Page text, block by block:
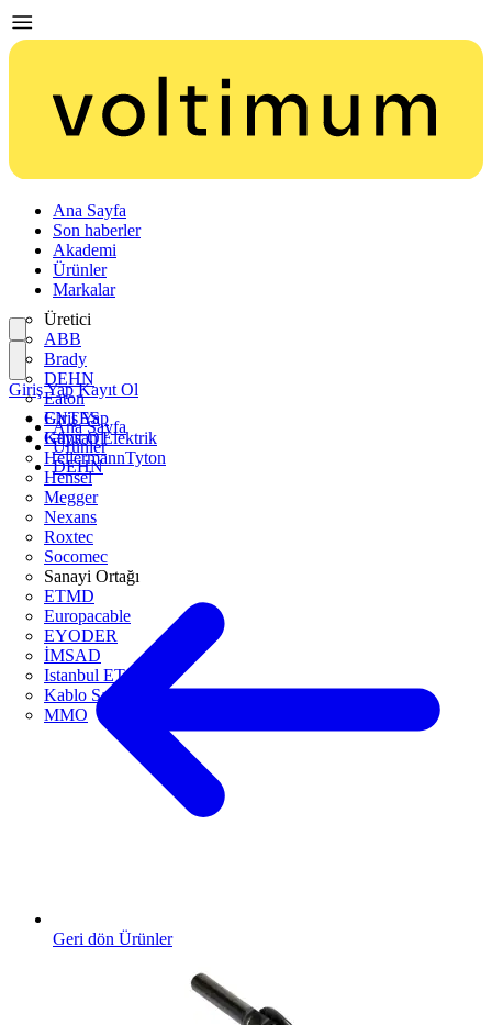
Ana Sayfa
Son haberler
Akademi
Ürünler
Markalar
Üretici
ABB
Brady
DEHN
Eaton
ENTES
Günsan Elektrik
HellermannTyton
Hensel
Megger
Nexans
Roxtec
Socomec
Sanayi Ortağı
ETMD
Europacable
EYODER
İMSAD
Istanbul ETO
Kablo Sanayicileri Derneği
MMO
Giriş Yap
Kayıt Ol
Giriş Yap Kayıt Ol
Ana Sayfa
Ürünler
DEHN
Geri dön Ürünler